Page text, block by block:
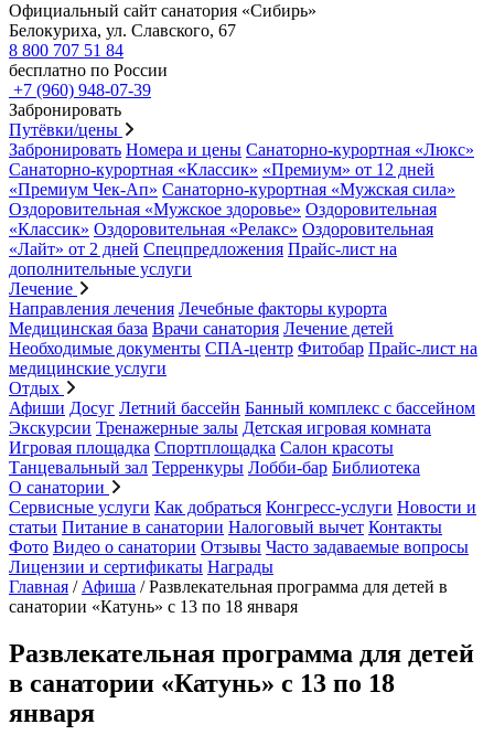
Официальный сайт санатория «Сибирь»
Белокуриха, ул. Славского, 67
8 800 707 51 84
бесплатно по России
+7 (960) 948-07-39
Забронировать
Путёвки/цены
Забронировать Номера и цены Санаторно-курортная «Люкс»
Санаторно-курортная «Классик» «Премиум» от 12 дней
«Премиум Чек-Ап» Санаторно-курортная «Мужская сила»
Оздоровительная «Мужское здоровье» Оздоровительная
«Классик» Оздоровительная «Релакс» Оздоровительная
«Лайт» от 2 дней Спецпредложения Прайс-лист на
дополнительные услуги
Лечение
Направления лечения Лечебные факторы курорта
Медицинская база Врачи санатория Лечение детей
Необходимые документы СПА-центр Фитобар Прайс-лист на
медицинские услуги
Отдых
Афиши Досуг Летний бассейн Банный комплекс с бассейном
Экскурсии Тренажерные залы Детская игровая комната
Игровая площадка Спортплощадка Салон красоты
Танцевальный зал Терренкуры Лобби-бар Библиотека
О санатории
Сервисные услуги Как добраться Конгресс-услуги Новости и
статьи Питание в санатории Налоговый вычет Контакты
Фото Видео о санатории Отзывы Часто задаваемые вопросы
Лицензии и сертификаты Награды
Главная / Афиша /Развлекательная программа для детей в
санатории «Катунь» с 13 по 18 января
Развлекательная программа для детей
в санатории «Катунь» с 13 по 18
января